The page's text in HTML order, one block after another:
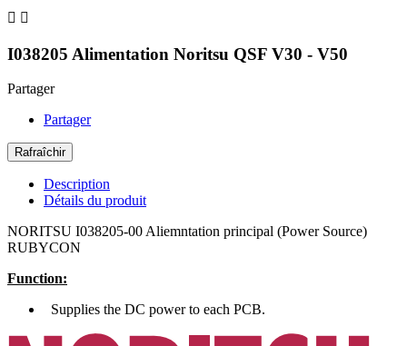
 
I038205 Alimentation Noritsu QSF V30 - V50
Partager
Partager
Description
Détails du produit
NORITSU I038205-00 Aliemntation principal (Power Source)
RUBYCON
Function:
Supplies the DC power to each PCB.